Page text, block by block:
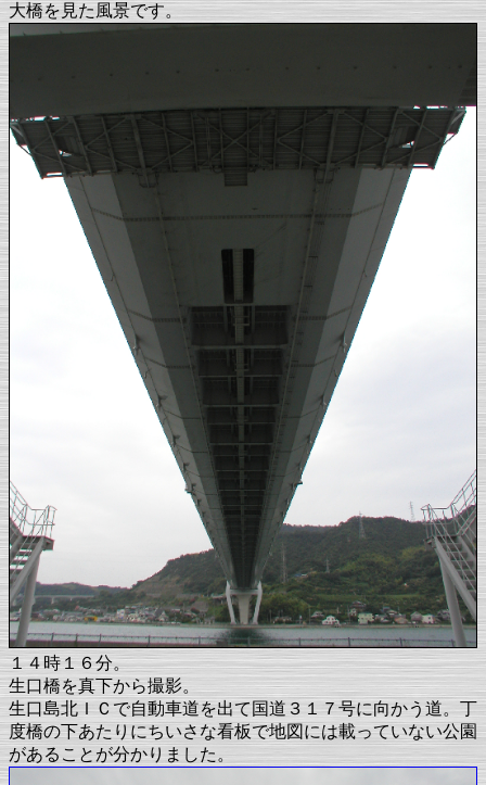
大橋を見た風景です。
１４時１６分。
生口橋を真下から撮影。
生口島北ＩＣで自動車道を出て国道３１７号に向かう道。丁
度橋の下あたりにちいさな看板で地図には載っていない公園
があることが分かりました。